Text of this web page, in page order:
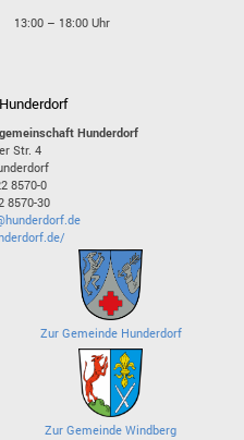
13:00 – 18:00 Uhr
Hunderdorf
Str. 4
8570-0
8570-30
Zur Gemeinde Hunderdorf
Zur Gemeinde Windberg